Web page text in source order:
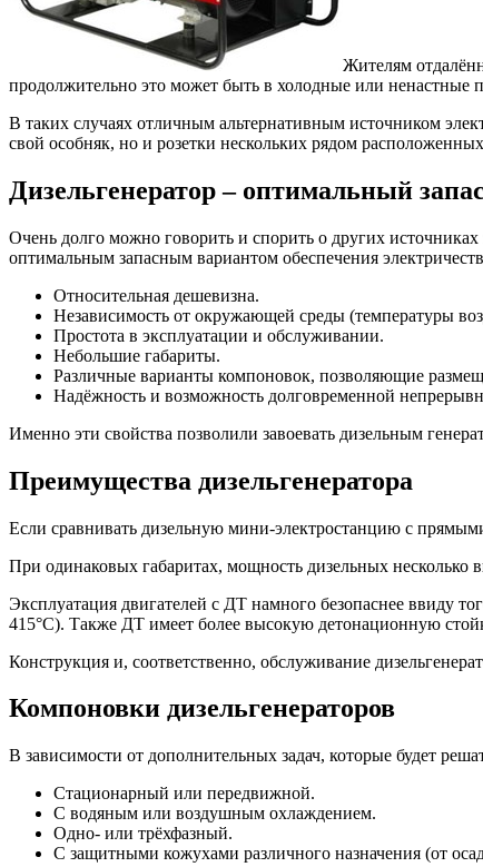
Жителям
продолжительно это может быть в холодные или ненастные
В таких случаях отличным альтернативным источником
свой особняк, но и розетки нескольких рядом
Дизельгенератор – оптимальный
Очень долго можно говорить и спорить о других
оптимальным запасным вариантом обеспечения
Относительная дешевизна.
Независимость от окружающей среды (температуры
Простота в эксплуатации и обслуживании.
Небольшие габариты.
Различные варианты компоновок, позволяющие
Надёжность и возможность долговременной
Именно эти свойства позволили завоевать дизельным
Преимущества дизельгенератора
Если сравнивать дизельную мини-электростанцию с
При одинаковых габаритах, мощность дизельных
Эксплуатация двигателей с ДТ намного безопаснее ввиду
415°С). Также ДТ имеет более высокую детонационную
Конструкция и, соответственно, обслуживание
Компоновки дизельгенераторов
В зависимости от дополнительных задач, которые будет
Стационарный или передвижной.
С водяным или воздушным охлаждением.
Одно- или трёхфазный.
С защитными кожухами различного назначения (от